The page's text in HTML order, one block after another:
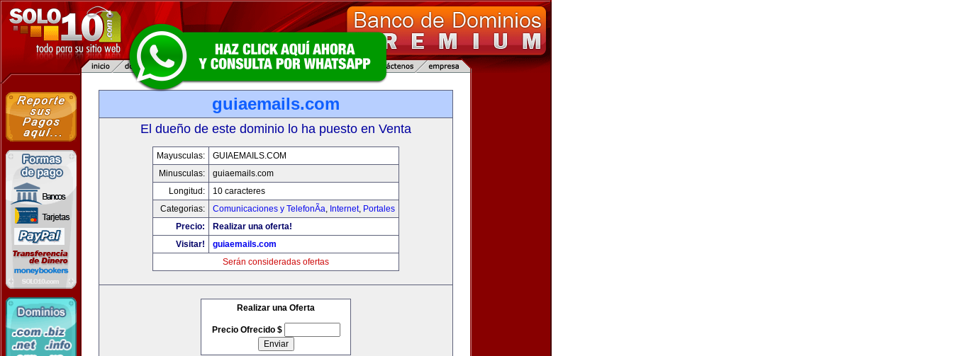
guiaemails.com
El dueño de este dominio lo ha puesto en Venta
Mayusculas:
GUIAEMAILS.COM
Minusculas:
guiaemails.com
Longitud:
10 caracteres
Categorias:
Comunicaciones y TelefonÃ­a, Internet, Portales
Precio:
Realizar una oferta!
Visitar!
guiaemails.com
Serán consideradas ofertas
Realizar una Oferta
Precio Ofrecido $